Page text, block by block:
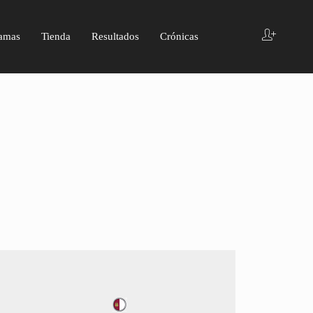
Tienda Resultados Crónicas